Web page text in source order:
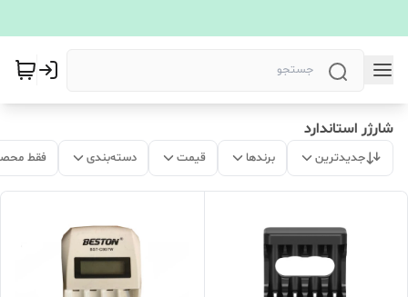
شارژر استاندارد
جدیدترین برندها قیمت دسته‌بندی فقط